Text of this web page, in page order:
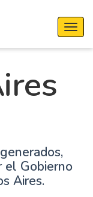
el Gobierno
Aires.